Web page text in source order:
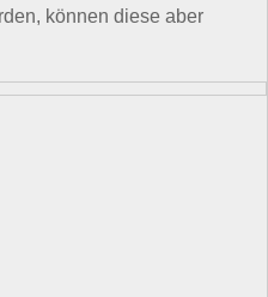
können diese aber